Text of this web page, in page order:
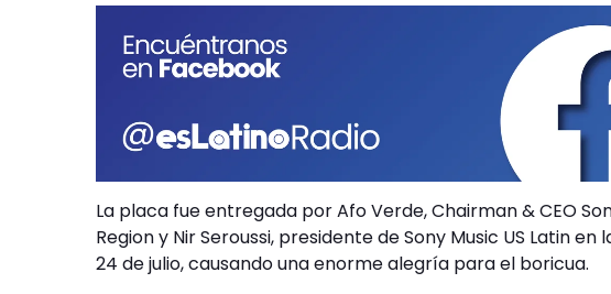
La placa fue entregada por Afo Verde, Chairman & CEO
Region y Nir Seroussi, presidente de Sony Music US Latin
24 de julio, causando una enorme alegría para el boricua.